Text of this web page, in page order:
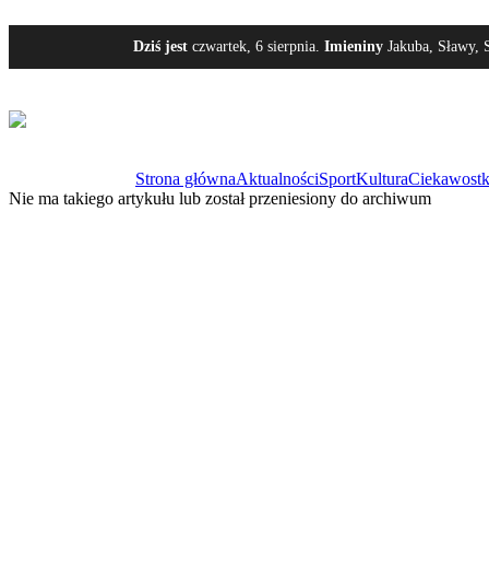
Dziś jest czwartek, 6 sierpnia. Imieniny Jakuba, Sławy,
Strona głównaAktualnościSportKultura
Nie ma takiego artykułu lub został przeniesiony do archiwum